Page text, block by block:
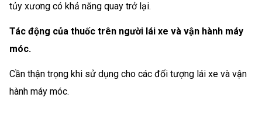
tủy xương có khả năng quay trở lại.
Tác động của thuốc trên người lái xe và vận hành máy
móc.
Cần thận trọng khi sử dụng cho các đối tượng lái xe và vận
hành máy móc.